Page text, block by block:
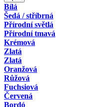
Bílá
Šedá / stříbrná
Přírodní světlá
Přírodní tmavá
Krémová
Zlatá
Zlatá
Oranžová
Růžová
Fuchsiová
Červená
Bordó